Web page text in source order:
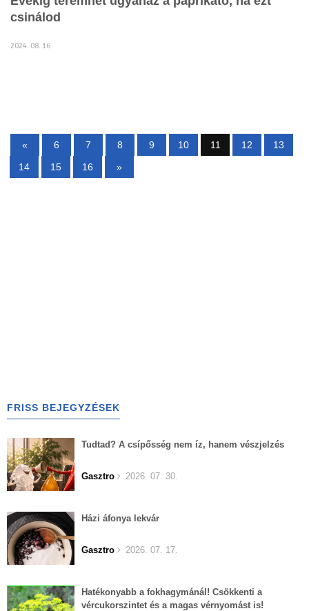
csinálod
2024. 08. 16
« 6 7 8 9 10 11 12
13
14
15 16 »
FRISS BEJEGYZÉSEK
Tudtad? A csípősség nem íz, hanem vészjelzés
Gasztro 2026. 07. 30.
Házi áfonya lekvár
Gasztro 2026. 07. 17.
Hatékonyabb a fokhagymánál! Csökkenti a
vércukorszintet és a magas vérnyomást is!